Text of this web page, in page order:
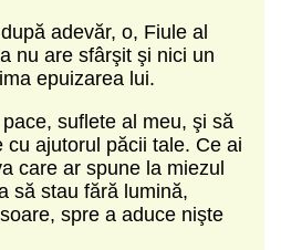
adevăr, o, Fiule al
nu are sfârşit şi nici un
epuizarea lui.
suflete al meu, şi să
cu ajutorul păcii tale. Ce ai
care ar spune la miezul
să stau fără lumină,
spre a aduce nişte